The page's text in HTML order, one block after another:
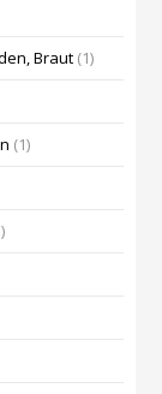
Braut (1)
(1)